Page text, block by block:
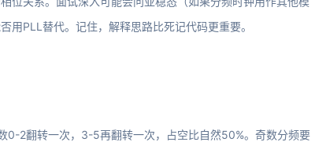
用PLL替代。记住，解释思路比死记代码更重要。
0-2翻转一次，3-5再翻转一次，占空比自然50%。奇数分频要